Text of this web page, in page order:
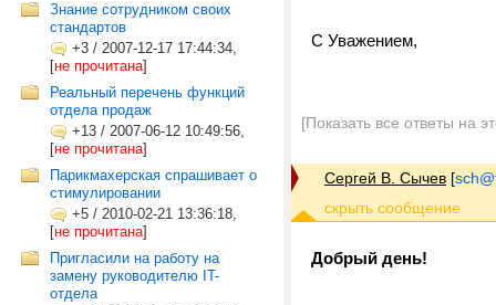
Знание сотрудником своих
стандартов
+3 / 2007-12-17 17:44:34,
[не прочитана]
Реальный перечень функций
отдела продаж
+13 / 2007-06-12 10:49:56,
[не прочитана]
Парикмахерская спрашивает о
стимулировании
+5 / 2010-02-21 13:36:18,
[не прочитана]
Пригласили на работу на
замену руководителю IT-
отдела
С Уважением,
[Показать все ответы на
Сергей В. Сычев [
Добрый день!